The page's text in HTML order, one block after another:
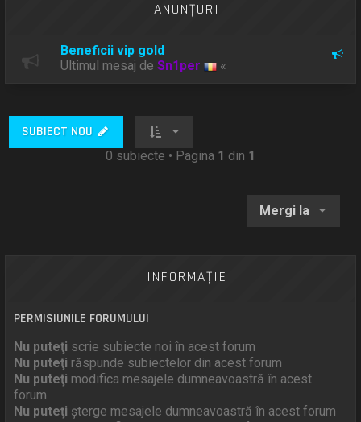
ANUNŢURI
Beneficii vip gold
Ultimul mesaj deSn1per «
SUBIECT NOU
0 subiecte • Pagina 1 din 1
Mergi la
INFORMAŢIE
PERMISIUNILE FORUMULUI
Nu puteţi scrie subiecte noi în acest forum
Nu puteţi răspunde subiectelor din acest forum
Nu puteţi modifica mesajele dumneavoastră în acest
forum
Nu puteţi şterge mesajele dumneavoastră în acest forum